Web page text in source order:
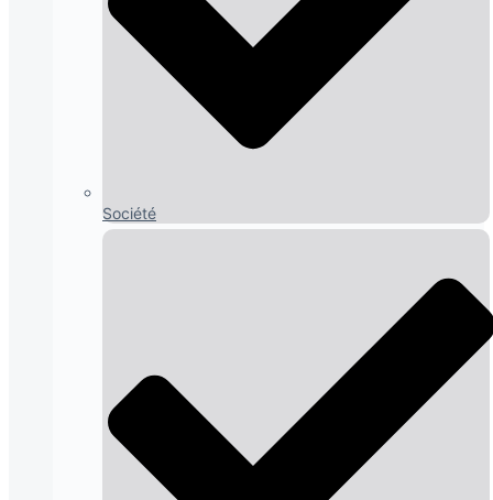
Société